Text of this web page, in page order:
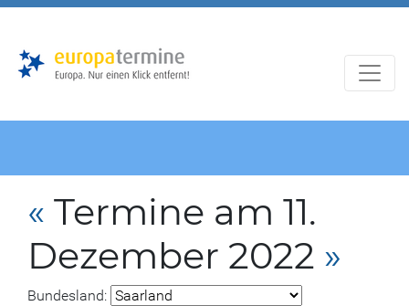
« Termine am 11.
Dezember 2022 »
Bundesland: